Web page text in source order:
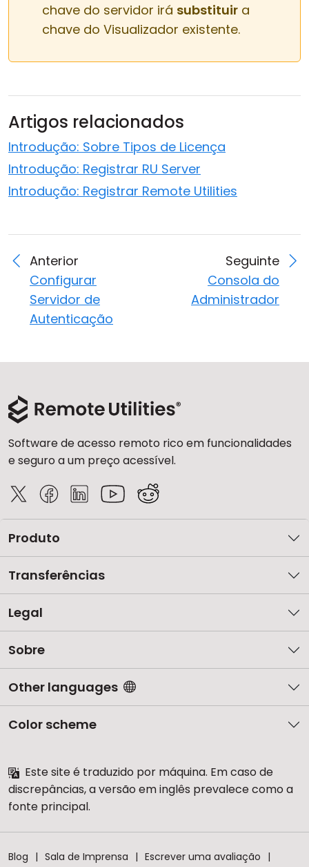
chave do servidor irá substituir a
chave do Visualizador existente.
Artigos relacionados
Introdução: Sobre Tipos de Licença
Introdução: Registrar RU Server
Introdução: Registrar Remote Utilities
Anterior
Configurar
Servidor de
Autenticação
Seguinte
Consola do
Administrador
Software de acesso remoto rico em funcionalidades
e seguro a um preço acessível.
Produto
Transferências
Legal
Sobre
Other languages
Color scheme
Este site é traduzido por máquina. Em caso de
discrepâncias, a versão em inglês prevalece como a
fonte principal.
Blog Sala de Imprensa
Escrever uma avaliação